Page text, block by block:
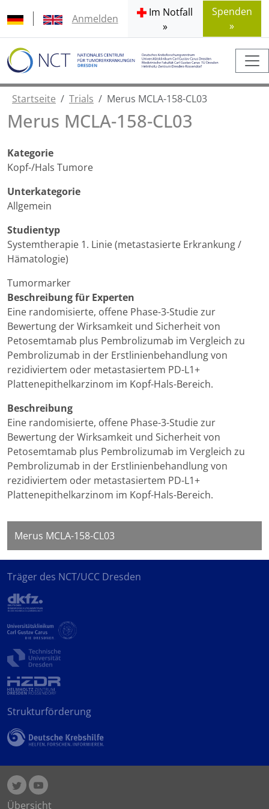
Anmelden
Im Notfall
»
Spenden
»
Startseite Trials Merus MCLA-158-CL03
Merus MCLA-158-CL03
Kategorie
Kopf-/Hals Tumore
Unterkategorie
Allgemein
Studientyp
Systemtherapie 1. Linie (metastasierte Erkrankung /
Hämatologie)
Tumormarker
Beschreibung für Experten
Eine randomisierte, offene Phase-3-Studie zur
Bewertung der Wirksamkeit und Sicherheit von
Petosemtamab plus Pembrolizumab im Vergleich zu
Pembrolizumab in der Erstlinienbehandlung von
rezidiviertem oder metastasiertem PD-L1+
Plattenepithelkarzinom im Kopf-Hals-Bereich.
Beschreibung
Eine randomisierte, offene Phase-3-Studie zur
Bewertung der Wirksamkeit und Sicherheit von
Petosemtamab plus Pembrolizumab im Vergleich zu
Pembrolizumab in der Erstlinienbehandlung von
rezidiviertem oder metastasiertem PD-L1+
Plattenepithelkarzinom im Kopf-Hals-Bereich.
Merus MCLA-158-CL03
Träger des NCT/UCC Dresden
Strukturförderung
Übersicht